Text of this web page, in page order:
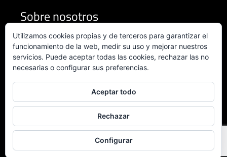
Sobre nosotros
Condiciones de uso
Política de privacidad
Política de calidad
Certificado ISO 9001:2015
Utilizamos cookies propias y de terceros para garantizar el
funcionamiento de la web, medir su uso y mejorar nuestros
servicios. Puede aceptar todas las cookies, rechazar las no
necesarias o configurar sus preferencias.
Aceptar todo
Rechazar
Configurar